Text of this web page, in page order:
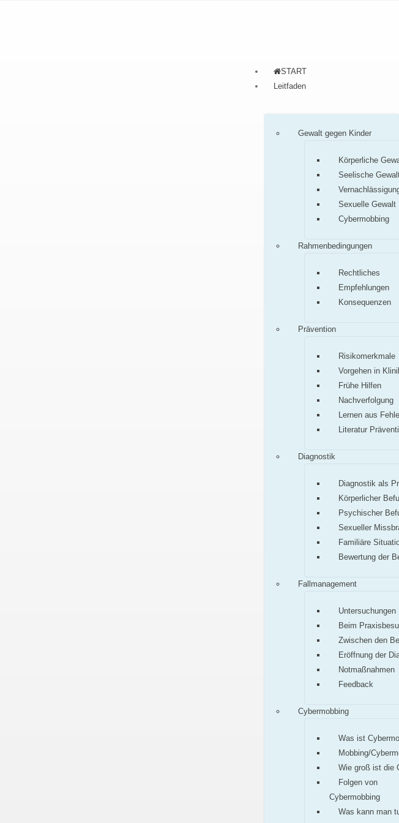
START
Leitfaden
Gewalt gegen Kinder
Körperliche
Seelische
Sexuelle Gewalt
Cybermobbing
Rahmenbedingungen
Rechtliches
Empfehlungen
Konsequenzen
Prävention
Risikomerkmale
Vorgehen in
Frühe Hilfen
Nachverfolgung
Lernen aus
Literatur
Diagnostik
Diagnostik als
Körperlicher
Psychischer
Sexueller
Familiäre
Bewertung der
Fallmanagement
Untersuchungen
Beim
Zwischen den
Eröffnung der
Notmaßnahmen
Feedback
Cybermobbing
Was ist
Mobbing/
Wie groß ist die
Folgen von
Cybermobbing
Was kann man